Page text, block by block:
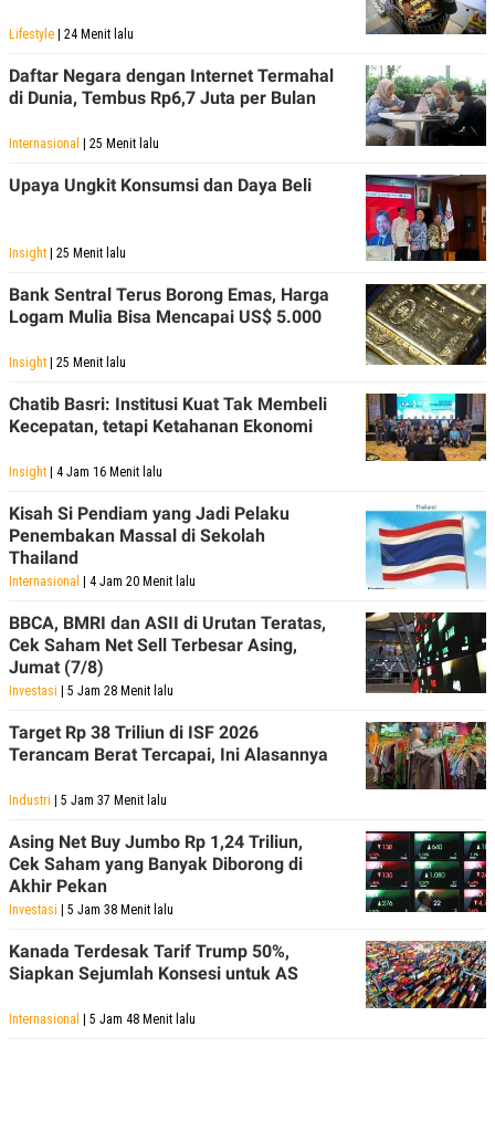
Lifestyle | 24 Menit lalu
Daftar Negara dengan Internet Termahal
di Dunia, Tembus Rp6,7 Juta per Bulan
Internasional | 25 Menit lalu
Upaya Ungkit Konsumsi dan Daya Beli
Insight | 25 Menit lalu
Bank Sentral Terus Borong Emas, Harga
Logam Mulia Bisa Mencapai US$ 5.000
Insight | 25 Menit lalu
Chatib Basri: Institusi Kuat Tak Membeli
Kecepatan, tetapi Ketahanan Ekonomi
Insight | 4 Jam 16 Menit lalu
Kisah Si Pendiam yang Jadi Pelaku
Penembakan Massal di Sekolah
Thailand
Internasional | 4 Jam 20 Menit lalu
BBCA, BMRI dan ASII di Urutan Teratas,
Cek Saham Net Sell Terbesar Asing,
Jumat (7/8)
Investasi | 5 Jam 28 Menit lalu
Target Rp 38 Triliun di ISF 2026
Terancam Berat Tercapai, Ini Alasannya
Industri | 5 Jam 37 Menit lalu
Asing Net Buy Jumbo Rp 1,24 Triliun,
Cek Saham yang Banyak Diborong di
Akhir Pekan
Investasi | 5 Jam 38 Menit lalu
Kanada Terdesak Tarif Trump 50%,
Siapkan Sejumlah Konsesi untuk AS
Internasional | 5 Jam 48 Menit lalu